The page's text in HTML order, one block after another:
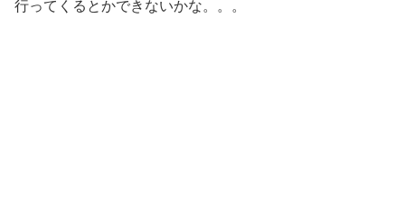
行ってくるとかできないかな。。。